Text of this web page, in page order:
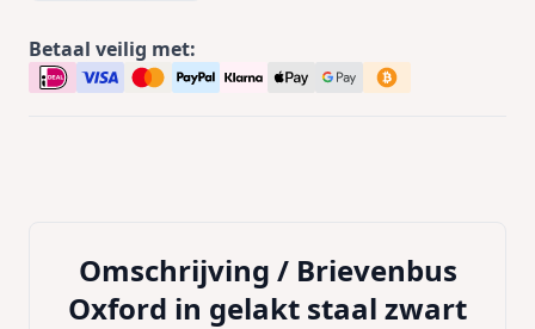
Betaal veilig met:
Omschrijving / Brievenbus
Oxford in gelakt staal zwart